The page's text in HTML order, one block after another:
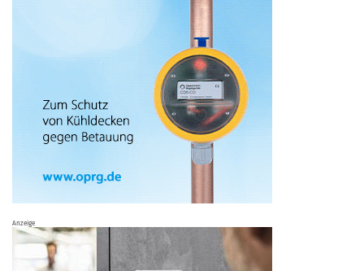
Anzeige